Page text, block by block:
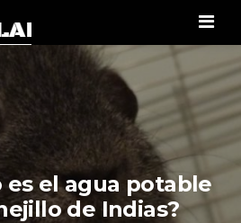
es el agua potable
de Indias?